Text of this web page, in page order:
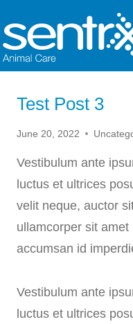
to
content
Test Post 3
June 20, 2022
Vestibulum ante
luctus et ultrices
velit neque, auctor
ullamcorper sit
accumsan id
Vestibulum ante
luctus et ultrices